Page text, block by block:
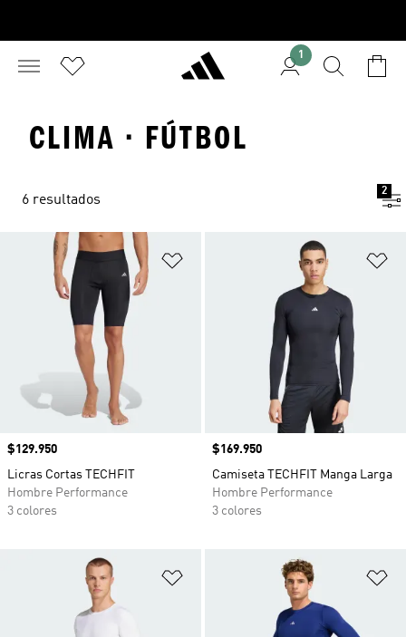
1
CLIMA · FÚTBOL
6 resultados
2
Añadir a la lista de deseos
Precio
$129.950
Licras Cortas TECHFIT
Hombre Performance
3 colores
Precio
$169.950
Camiseta TECHFIT Manga Larga
Hombre Performance
3 colores
Añadir a la lista de deseos